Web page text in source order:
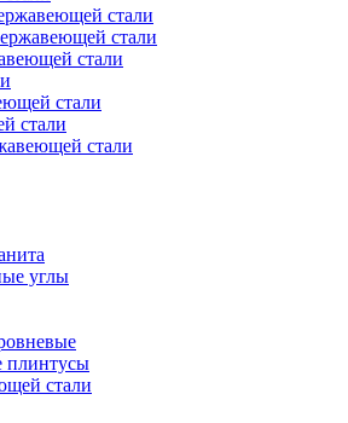
стали
стали
стали
стали
стали
стали
углы
плинтусы
стали